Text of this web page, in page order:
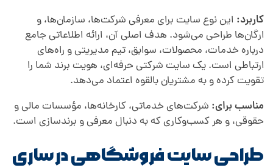
کاربرد: این نوع سایت برای معرفی شرکت‌ها، سازمان‌ها، و
ارگان‌ها طراحی می‌شود. هدف اصلی آن، ارائه اطلاعاتی جامع
درباره خدمات، محصولات، سوابق، تیم مدیریتی و راه‌های
ارتباطی است. یک سایت شرکتی حرفه‌ای، هویت برند شما را
تقویت کرده و به مشتریان بالقوه اعتماد می‌دهد.
مناسب برای: شرکت‌های خدماتی، کارخانه‌ها، مؤسسات مالی و
حقوقی، و هر کسب‌وکاری که به دنبال معرفی و برندسازی است.
طراحی سایت فروشگاهی در ساری